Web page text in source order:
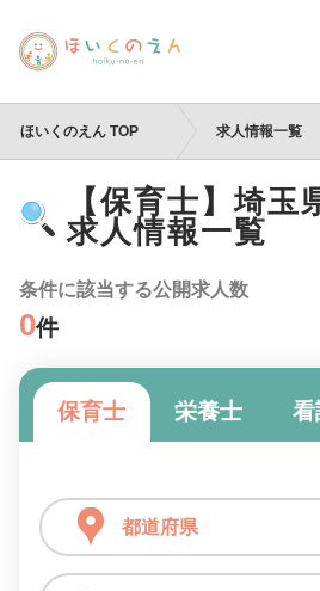
ほいくのえん TOP 求人情報一覧
【保育士】埼玉
求人情報一覧
条件に該当する公開求人数
0件
保育士 栄養士 看
都道府県